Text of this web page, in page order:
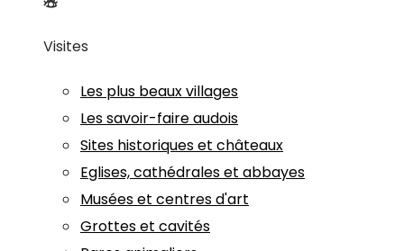
Visites
Les plus beaux villages
Les savoir-faire audois
Sites historiques et châteaux
Eglises, cathédrales et abbayes
Musées et centres d'art
Grottes et cavités